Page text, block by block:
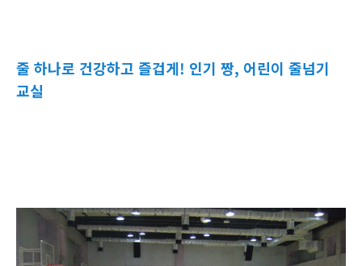
줄 하나로 건강하고 즐겁게! 인기 짱, 어린이 줄넘기
교실